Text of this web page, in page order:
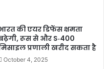
भी लॉन्च किया। इसके तहत तुर्की
टीमें वहां राहत और बचाव कार्य
की एयर डिफेंस क्षमता
रूस से और S‑400
प्रणाली खरीद सकता है
October 4, 2025